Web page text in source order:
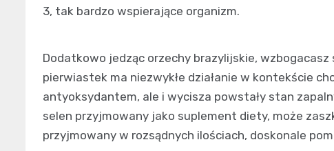
3, tak bardzo wspierające organizm.
Dodatkowo jedząc orzechy brazylijskie, wzbogacasz
pierwiastek ma niezwykłe działanie w kontekście
antyoksydantem, ale i wycisza powstały stan
selen przyjmowany jako suplement diety, może
przyjmowany w rozsądnych ilościach, doskonale